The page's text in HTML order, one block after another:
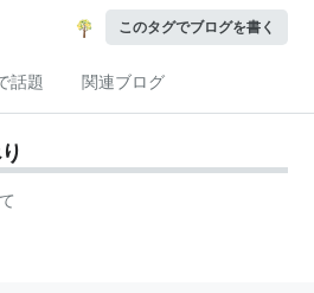
このタグでブログを書く
話題 関連ブログ